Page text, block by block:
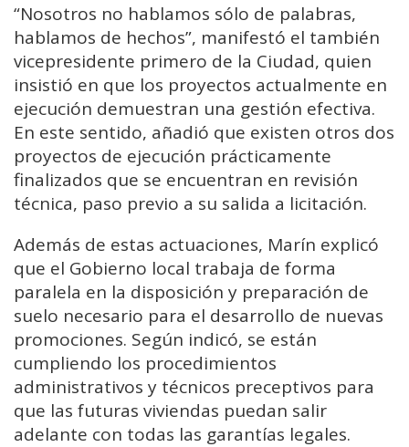
“Nosotros no hablamos sólo de palabras,
hablamos de hechos”, manifestó el también
vicepresidente primero de la Ciudad, quien
insistió en que los proyectos actualmente en
ejecución demuestran una gestión efectiva.
En este sentido, añadió que existen otros dos
proyectos de ejecución prácticamente
finalizados que se encuentran en revisión
técnica, paso previo a su salida a licitación.
Además de estas actuaciones, Marín explicó
que el Gobierno local trabaja de forma
paralela en la disposición y preparación de
suelo necesario para el desarrollo de nuevas
promociones. Según indicó, se están
cumpliendo los procedimientos
administrativos y técnicos preceptivos para
que las futuras viviendas puedan salir
adelante con todas las garantías legales.